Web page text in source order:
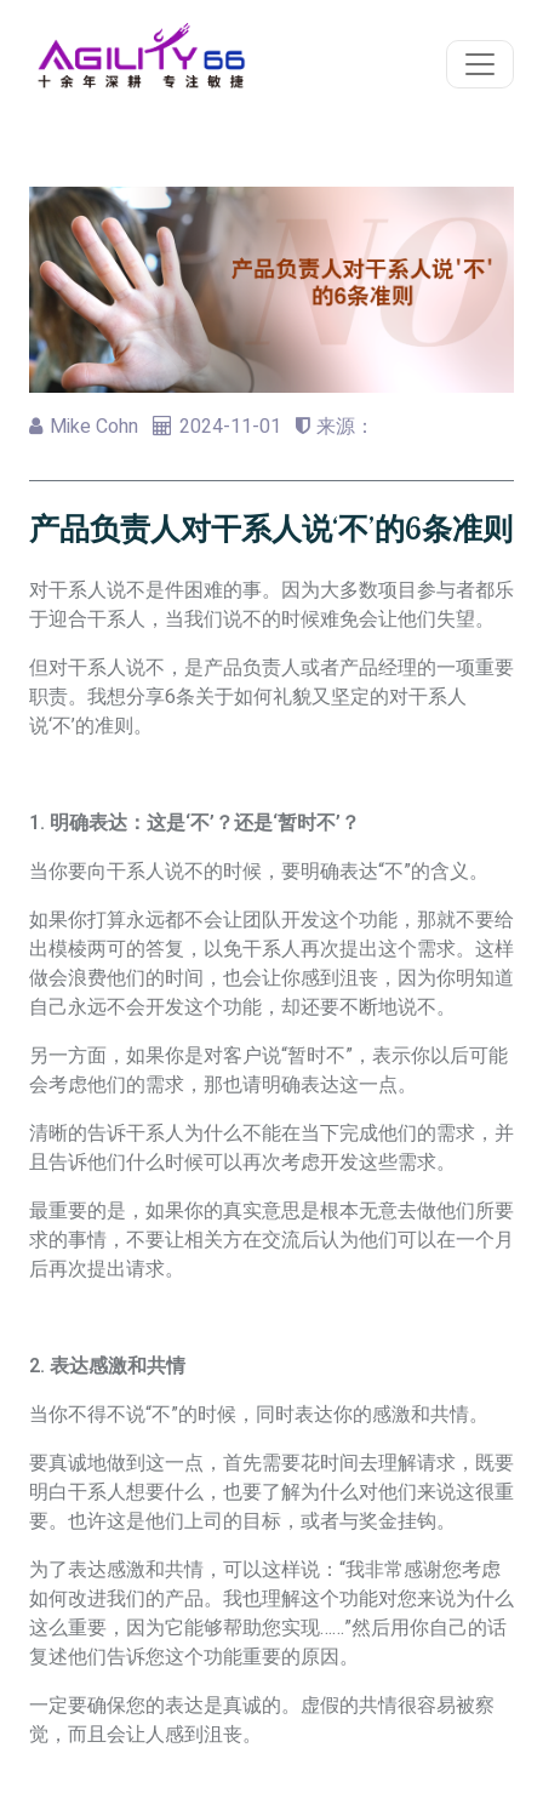
Mike Cohn 2024-11-01 来源：
产品负责人对干系人说‘不’的6条准则
对干系人说不是件困难的事。因为大多数项目参与者都乐
于迎合干系人，当我们说不的时候难免会让他们失望。
但对干系人说不，是产品负责人或者产品经理的一项重要
职责。我想分享6条关于如何礼貌又坚定的对干系人
说‘不’的准则。
1. 明确表达：这是‘不’？还是‘暂时不’？
当你要向干系人说不的时候，要明确表达“不”的含义。
如果你打算永远都不会让团队开发这个功能，那就不要给
出模棱两可的答复，以免干系人再次提出这个需求。这样
做会浪费他们的时间，也会让你感到沮丧，因为你明知道
自己永远不会开发这个功能，却还要不断地说不。
另一方面，如果你是对客户说“暂时不”，表示你以后可能
会考虑他们的需求，那也请明确表达这一点。
清晰的告诉干系人为什么不能在当下完成他们的需求，并
且告诉他们什么时候可以再次考虑开发这些需求。
最重要的是，如果你的真实意思是根本无意去做他们所要
求的事情，不要让相关方在交流后认为他们可以在一个月
后再次提出请求。
2. 表达感激和共情
当你不得不说“不”的时候，同时表达你的感激和共情。
要真诚地做到这一点，首先需要花时间去理解请求，既要
明白干系人想要什么，也要了解为什么对他们来说这很重
要。也许这是他们上司的目标，或者与奖金挂钩。
为了表达感激和共情，可以这样说：“我非常感谢您考虑
如何改进我们的产品。我也理解这个功能对您来说为什么
这么重要，因为它能够帮助您实现……”然后用你自己的话
复述他们告诉您这个功能重要的原因。
一定要确保您的表达是真诚的。虚假的共情很容易被察
觉，而且会让人感到沮丧。